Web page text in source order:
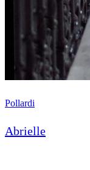
Pollardi
Abrielle